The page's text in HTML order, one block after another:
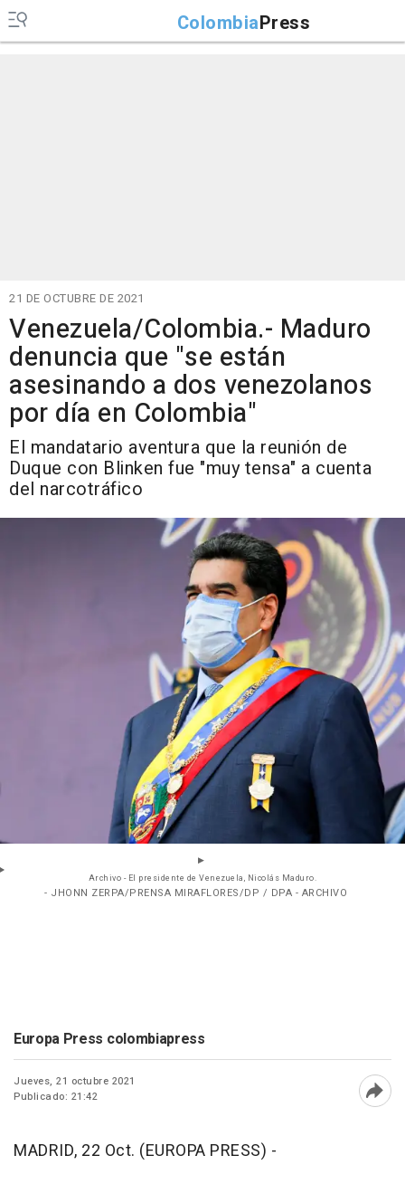
ColombiaPress
21 DE OCTUBRE DE 2021
Venezuela/Colombia.- Maduro
denuncia que "se están
asesinando a dos venezolanos
por día en Colombia"
El mandatario aventura que la reunión de
Duque con Blinken fue "muy tensa" a cuenta
del narcotráfico
Archivo - El presidente de Venezuela, Nicolás Maduro.
- JHONN ZERPA/PRENSA MIRAFLORES/DP / DPA - ARCHIVO
Europa Press colombiapress
Jueves, 21 octubre 2021
Publicado: 21:42
MADRID, 22 Oct. (EUROPA PRESS) -